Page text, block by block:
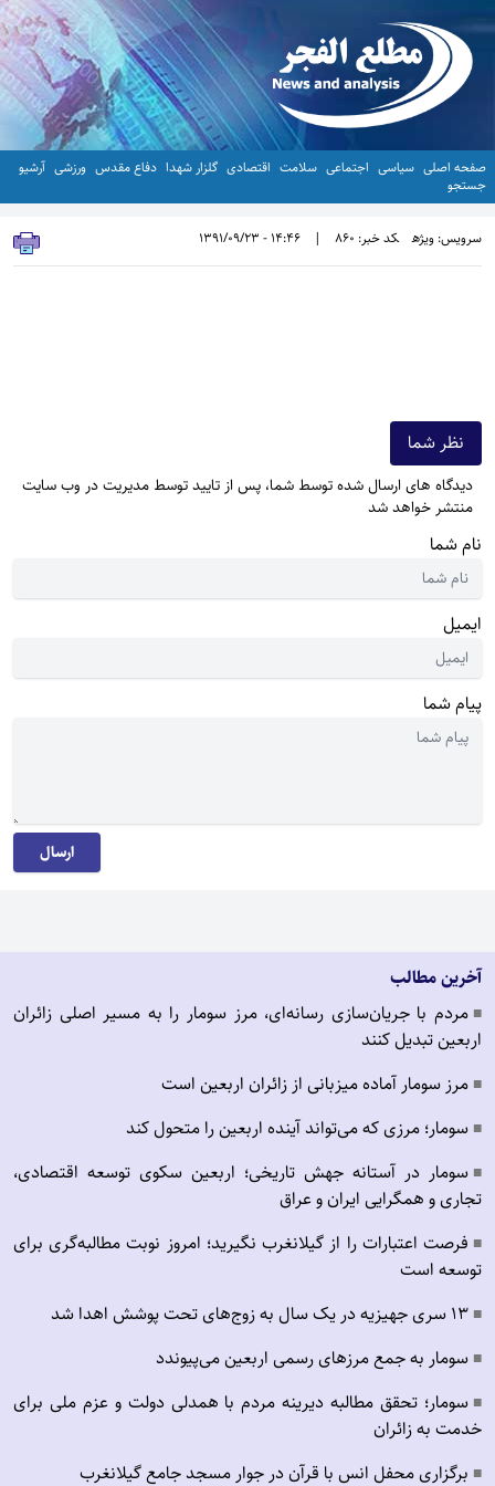
صفحه اصلی سیاسی اجتماعی سلامت اقتصادی گلزار شهدا دفاع مقدس ورزشی آرشیو
جستجو
سرویس: ویژه کد خبر: 860 |
14:46 - 1391/09/23
نظر شما
دیدگاه های ارسال شده توسط شما، پس از تایید توسط مدیریت در وب سایت
منتشر خواهد شد
نام شما
ایمیل
پیام شما
ارسال
آخرین مطالب
■ مردم با جریان‌سازی رسانه‌ای، مرز سومار را به مسیر اصلی زائران
اربعین تبدیل کنند
■ مرز سومار آماده میزبانی از زائران اربعین است
■ سومار؛ مرزی که می‌تواند آینده اربعین را متحول کند
■ سومار در آستانه جهش تاریخی؛ اربعین سکوی توسعه اقتصادی،
تجاری و همگرایی ایران و عراق
■ فرصت اعتبارات را از گیلانغرب نگیرید؛ امروز نوبت مطالبه‌گری برای
توسعه است
■ ۱۳ سری جهیزیه در یک سال به زوج‌های تحت پوشش اهدا شد
■ سومار به جمع مرزهای رسمی اربعین می‌پیوندد
■ سومار؛ تحقق مطالبه دیرینه مردم با همدلی دولت و عزم ملی برای
خدمت به زائران
■ برگزاری محفل انس با قرآن در جوار مسجد جامع گیلانغرب